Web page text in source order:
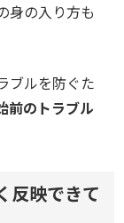
身の入り方も
ブルを防ぐた
前のトラブル
反映できて